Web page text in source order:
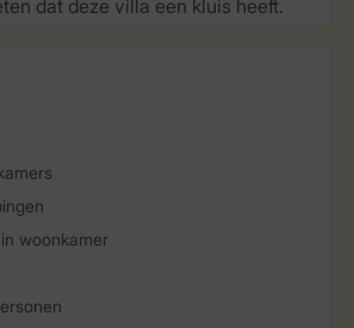
dat deze villa een kluis heeft.
woonkamer